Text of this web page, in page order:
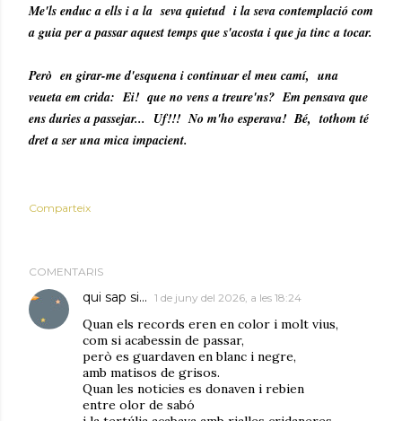
Me'ls enduc a ells i a la seva quietud i la seva contemplació com
a guia per a passar aquest temps que s'acosta i que ja tinc a tocar.
Però en girar-me d'esquena i continuar el meu camí, una
veueta em crida: Ei! que no vens a treure'ns? Em pensava que
ens duries a passejar... Uf!!! No m'ho esperava! Bé, tothom té
dret a ser una mica impacient.
Comparteix
COMENTARIS
qui sap si... 1 de juny del 2026, a les 18:24
Quan els records eren en color i molt vius,
com si acabessin de passar,
però es guardaven en blanc i negre,
amb matisos de grisos.
Quan les noticies es donaven i rebien
entre olor de sabó